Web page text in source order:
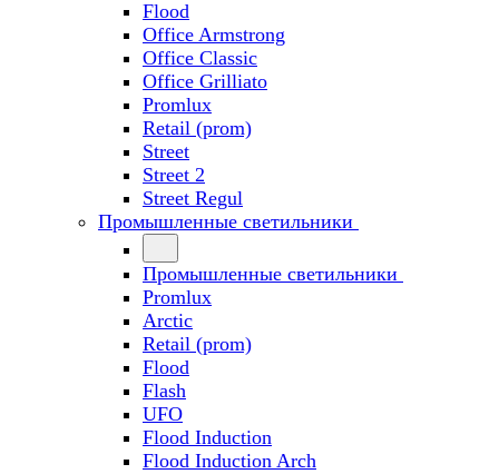
Flood
Office Armstrong
Office Classic
Office Grilliato
Promlux
Retail (prom)
Street
Street 2
Street Regul
Промышленные светильники
Промышленные светильники
Promlux
Arctic
Retail (prom)
Flood
Flash
UFO
Flood Induction
Flood Induction Arch